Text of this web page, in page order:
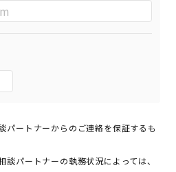
パートナーからのご連絡を保証するも
パートナーの執務状況によっては、